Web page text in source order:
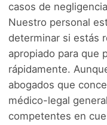
casos de
Nuestro personal
determinar si estás
apropiado para que
rápidamente.
abogados que
médico-legal
competentes en